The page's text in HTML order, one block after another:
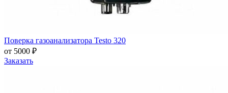
Поверка газоанализатора Testo 320
от 5000 ₽
Заказать